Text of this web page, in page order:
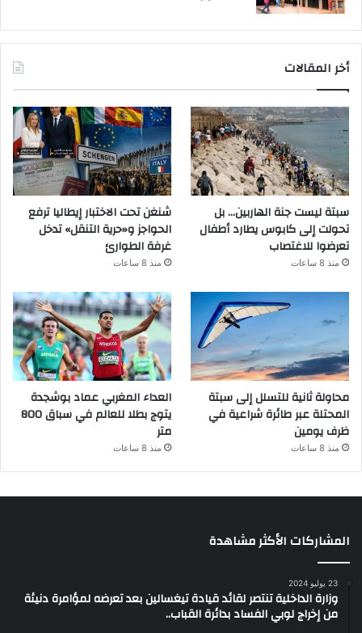
أخر المقالات
سبتة ليست جنة الهاربين… بل
تحولت إلى كابوس يطارد أطفال
تعرضوا للاغتصاب
منذ 8 ساعات
شنغن تحت الاختبار إيطاليا ترفع
الحواجز و«حرية التنقل» تدخل
غرفة الطوارئ
منذ 8 ساعات
محاولة ثانية للتسلل إلى سبتة
المحتلة عبر طائرة شراعية في
ظرف يومين
منذ 8 ساعات
العداء المغربي عماد بوشجدة
يتوج بطلا للعالم في سباق 800
متر
منذ 8 ساعات
المشاركات الأكثر مشاهدة
23 يوليو 2024
وزارة الداخلية تنتصر لقائد قيادة تيغسالين بعد تعرضه لمؤامرة دنيئة
من إخراج لوبي الفساد بدائرة القباب..